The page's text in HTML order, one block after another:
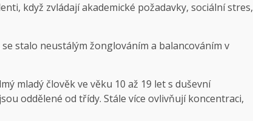
když zvládají akademické požadavky, sociální stres,
stalo neustálým žonglováním a balancováním v
mladý člověk ve věku 10 až 19 let s duševní
oddělené od třídy. Stále více ovlivňují koncentraci,